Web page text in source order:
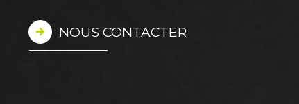
NOUS CONTACTER